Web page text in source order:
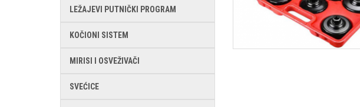
LEŽAJEVI PUTNIČKI PROGRAM
KOČIONI SISTEM
MIRISI I OSVEŽIVAČI
SVEĆICE